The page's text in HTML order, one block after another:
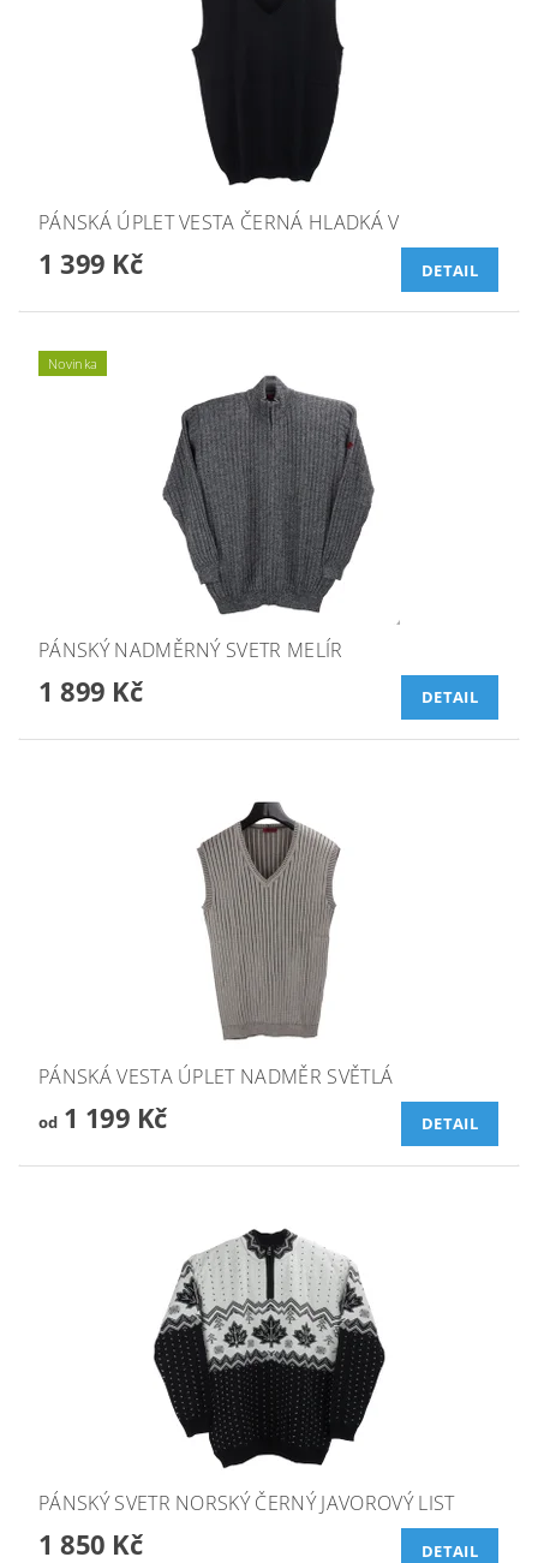
PÁNSKÁ ÚPLET VESTA ČERNÁ HLADKÁ V
1 399 Kč DETAIL
Novinka
PÁNSKÝ NADMĚRNÝ SVETR MELÍR
1 899 Kč DETAIL
PÁNSKÁ VESTA ÚPLET NADMĚR SVĚTLÁ
od1 199 Kč DETAIL
PÁNSKÝ SVETR NORSKÝ ČERNÝ JAVOROVÝ LIST
1 850 Kč DETAIL